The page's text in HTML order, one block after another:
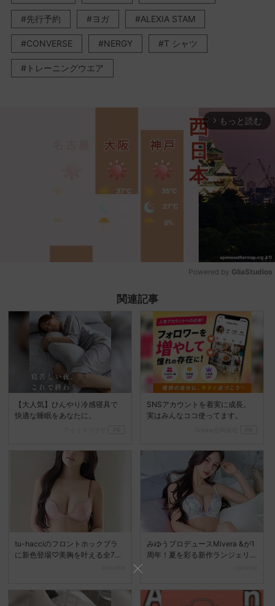
先行予約 ヨガ ALEXIA STAM
CONVERSE NERGY T シャツ
トレーニングウエア
arrow_forward_ios もっと読む
Powered by GliaStudios
関連記事
【大人気】ひんやり冷感寝具で
快適な睡眠をあなたに。
SNSアカウントを着実に成長。
実はみんなココ使ってます。
tu-hacciのフロントホックブラ
に新色登場♡美胸を叶える全7色
みゆうプロデュースMivera &が1
周年！夏を彩る新作ランジェリ